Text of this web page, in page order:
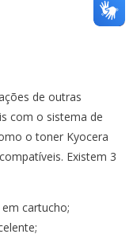
de outras
com o sistema de
o toner Kyocera
Existem 3
cartucho;